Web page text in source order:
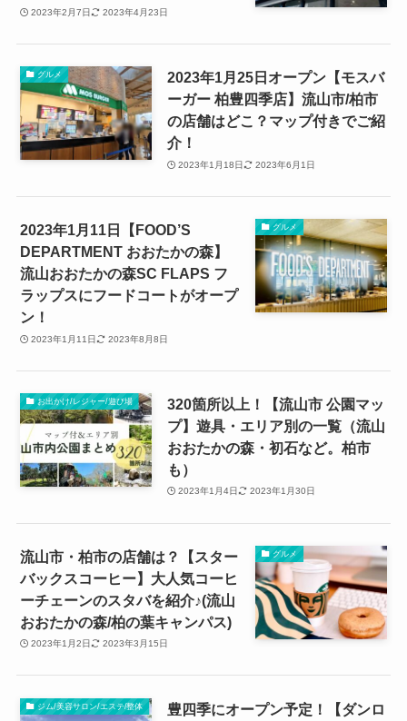
2023年2月7日 2023年4月23日
グルメ
2023年1月25日オープン【モスバ
ーガー 柏豊四季店】流山市/柏市
の店舗はどこ？マップ付きでご紹
介！
2023年1月18日 2023年6月1日
グルメ
2023年1月11日【FOOD’S
DEPARTMENT おおたかの森】
流山おおたかの森SC FLAPS フ
ラップスにフードコートがオープ
ン！
2023年1月11日 2023年8月8日
お出かけ/レジャー/遊び場
320箇所以上！【流山市 公園マッ
プ】遊具・エリア別の一覧（流山
おおたかの森・初石など。柏市
も）
2023年1月4日 2023年1月30日
グルメ
流山市・柏市の店舗は？【スター
バックスコーヒー】大人気コーヒ
ーチェーンのスタバを紹介♪(流山
おおたかの森/柏の葉キャンパス)
2023年1月2日 2023年3月15日
ジム/美容サロン/エステ/整体
豊四季にオープン予定！【ダンロ